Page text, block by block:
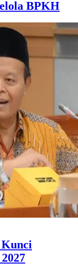
BPKH
Kunci